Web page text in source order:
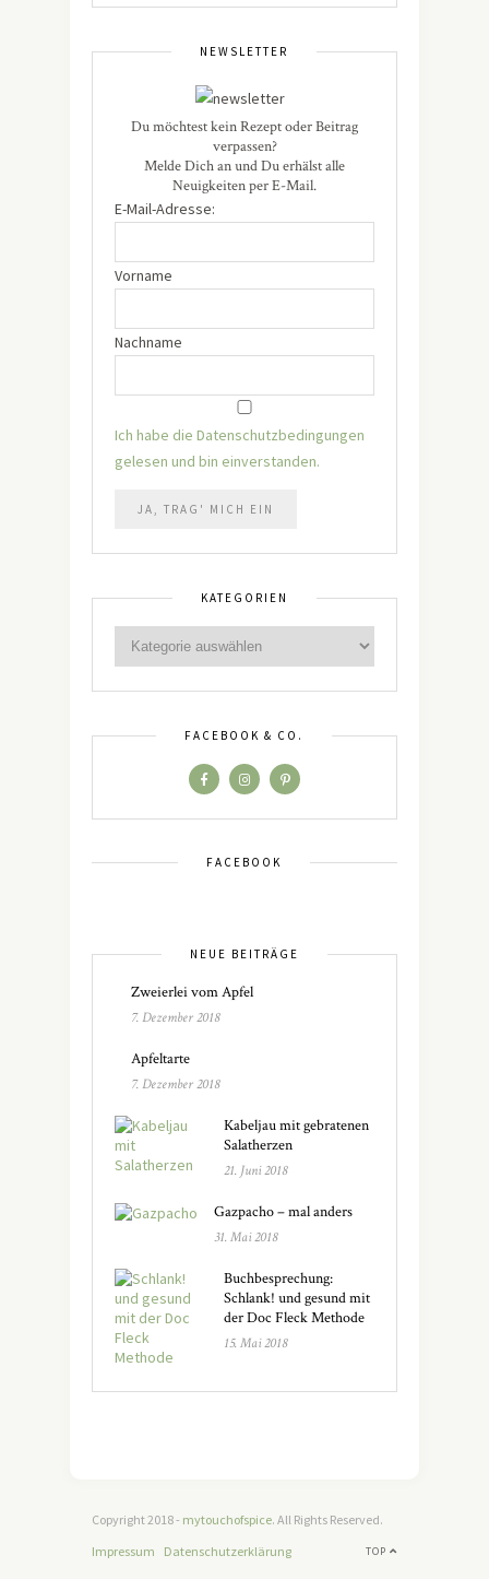
NEWSLETTER
Du möchtest kein Rezept oder Beitrag
verpassen?
Melde Dich an und Du erhälst alle
Neuigkeiten per E-Mail.
E-Mail-Adresse:
Vorname
Nachname
Ich habe die Datenschutzbedingungen
gelesen und bin einverstanden.
KATEGORIEN
FACEBOOK & CO.
FACEBOOK
NEUE BEITRÄGE
Zweierlei vom Apfel
7. Dezember 2018
Apfeltarte
7. Dezember 2018
Kabeljau mit gebratenen
Salatherzen
21. Juni 2018
Gazpacho – mal anders
31. Mai 2018
Buchbesprechung:
Schlank! und gesund mit
der Doc Fleck Methode
15. Mai 2018
Copyright 2018 - mytouchofspice. All Rights Reserved.
TOP
Impressum Datenschutzerklärung